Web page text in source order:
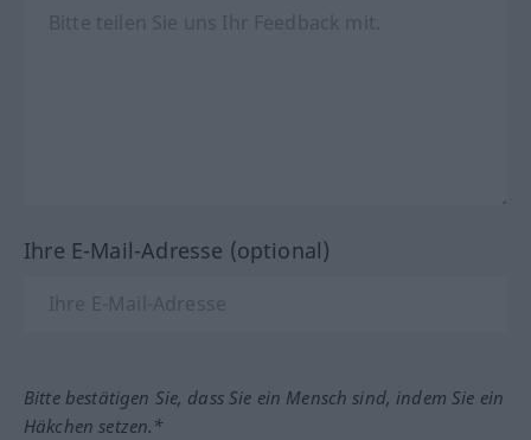
Ihre E-Mail-Adresse (optional)
Bitte bestätigen Sie, dass Sie ein Mensch sind, indem Sie ein
Häkchen setzen.*